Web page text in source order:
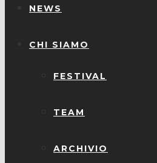
NEWS
CHI SIAMO
FESTIVAL
TEAM
ARCHIVIO